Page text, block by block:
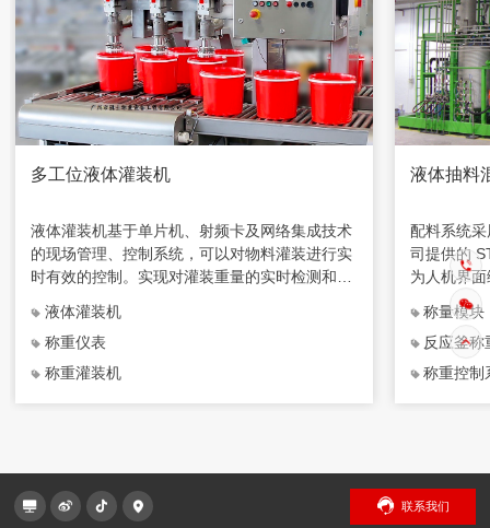
多工位液体灌装机
液体灌装机基于单片机、射频卡及网络集成技术
的现场管理、控制系统，可以对物料灌装进行实
时有效的控制。实现对灌装重量的实时检测和灌
装过程电磁阀的实时开闭，数据上传进行有效的
微机化管理。
液体灌装机
称重仪表
称重灌装机
液体抽料
配料系统
司提供的
为人机界
PC 机与
通信，并
称量模块
反应釜称
称重控制
联系我们